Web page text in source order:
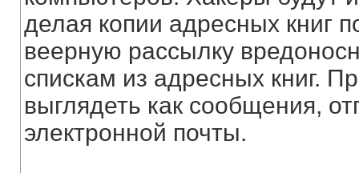
делая копии адресных книг
веерную рассылку
спискам из адресных книг.
выглядеть как сообщения,
электронной почты.